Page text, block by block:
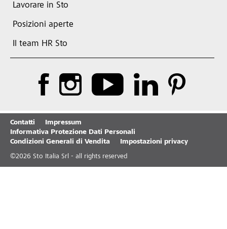
Lavorare in Sto
Posizioni aperte
Il team HR Sto
Contatti
Impressum
Informativa Protezione Dati Personali
Condizioni Generali di Vendita
Impostazioni privacy
©2026 Sto Italia Srl - all rights reserved